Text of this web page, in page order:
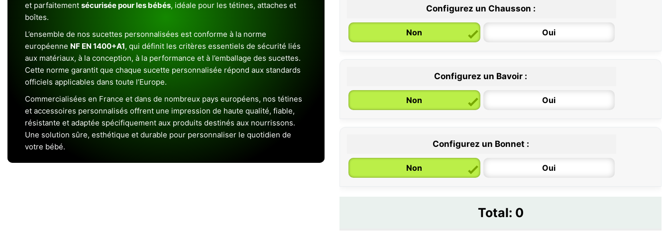
et parfaitement sécurisée pour les bébés, idéale pour les tétines, attaches et
boîtes.
L’ensemble de nos sucettes personnalisées est conforme à la norme
européenne NF EN 1400+A1, qui définit les critères essentiels de sécurité liés
aux matériaux, à la conception, à la performance et à l’emballage des sucettes.
Cette norme garantit que chaque sucette personnalisée répond aux standards
officiels applicables dans toute l’Europe.
Commercialisées en France et dans de nombreux pays européens, nos tétines
et accessoires personnalisés offrent une impression de haute qualité, fiable,
résistante et adaptée spécifiquement aux produits destinés aux nourrissons.
Une solution sûre, esthétique et durable pour personnaliser le quotidien de
votre bébé.
6 / 12 mois
Configurez un Chausson :
Non Oui
Configurez un Bavoir :
Non Oui
Configurez un Bonnet :
Non Oui
Total: 0